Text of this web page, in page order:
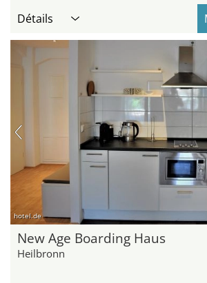
Détails
hotel.de
New Age Boarding Haus
Heilbronn